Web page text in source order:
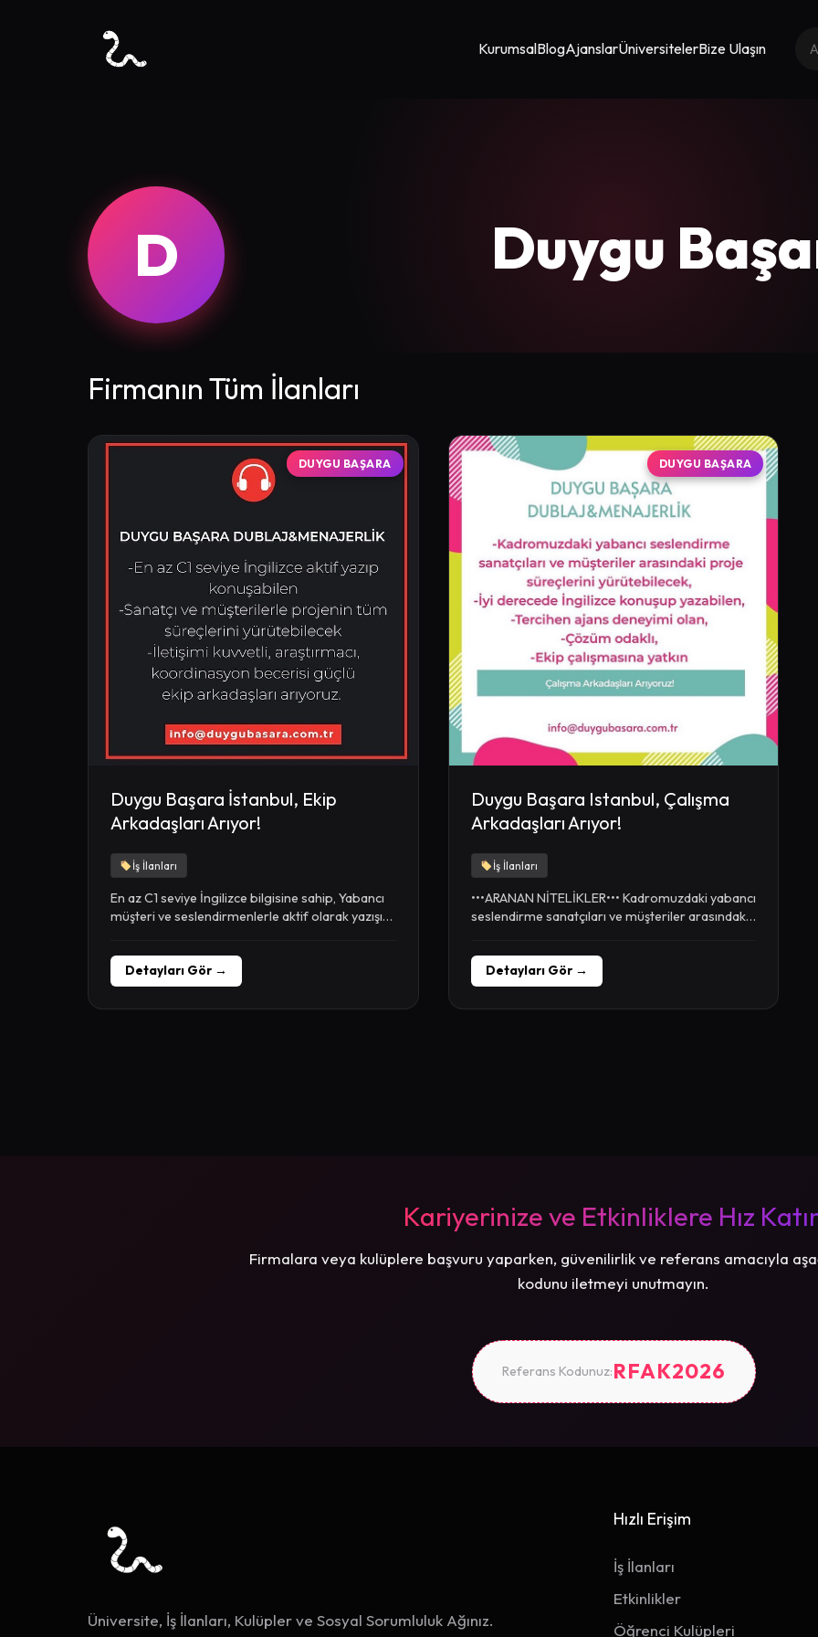
KurumsalBlogAjanslarÜniversitelerBize Ulaşın
D Duygu
Firmanın Tüm İlanları
DUYGU BAŞARA
Duygu Başara İstanbul, Ekip
Arkadaşları Arıyor!
İş İlanları
En az C1 seviye İngilizce bilgisine sahip, Yabancı
müşteri ve seslendirmenlerle aktif olarak yazışıp,
Detayları Gör →
DUYGU BAŞARA
Duygu Başara Istanbul, Çalışma
Arkadaşları Arıyor!
İş İlanları
•••ARANAN NİTELİKLER••• Kadromuzdaki yabancı
seslendirme sanatçıları ve müşteriler arasındaki
ingilizce...
Detayları Gör →
Kariyerinize ve Etkinliklere Hız
Firmalara veya kulüplere başvuru yaparken, güvenilirlik ve referans amacıyla
kodunu iletmeyi unutmayın.
Referans Kodunuz:RFAK2026
Üniversite, İş İlanları, Kulüpler ve Sosyal Sorumluluk Ağınız.
Hızlı Erişim
İş İlanları
Etkinlikler
Öğrenci Kulüpleri